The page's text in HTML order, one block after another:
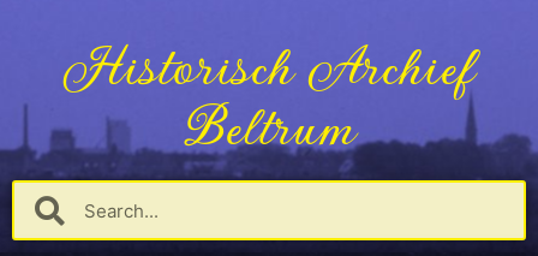
Historisch Archief
Beltrum